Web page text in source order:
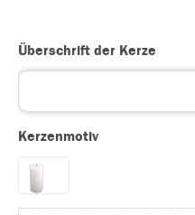
Überschrift der Kerze
Kerzenmotiv